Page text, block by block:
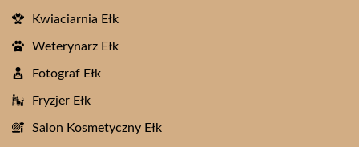
Kwiaciarnia Ełk
Weterynarz Ełk
Fotograf Ełk
Fryzjer Ełk
Salon Kosmetyczny Ełk